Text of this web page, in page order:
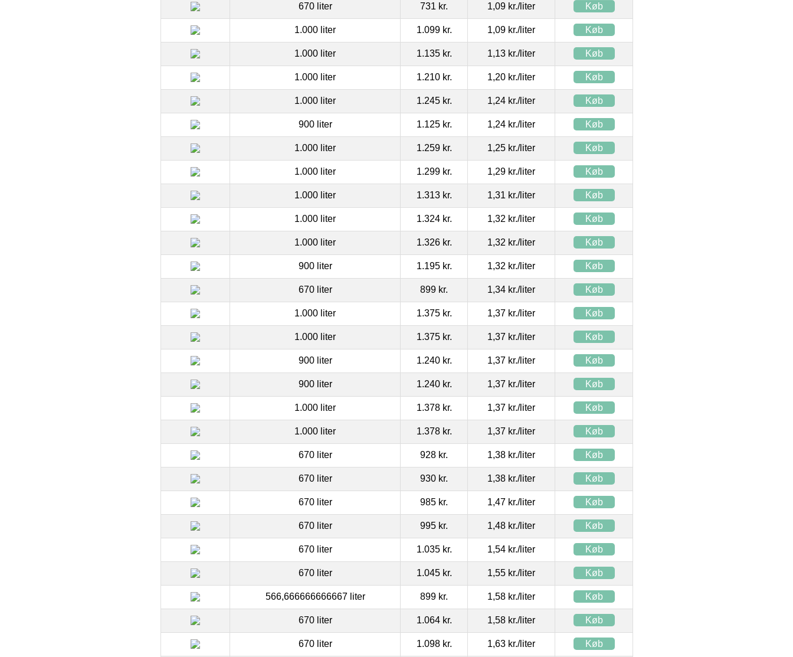
670 liter 731 kr. 1,09 kr./liter Køb
1.000 liter 1.099 kr. 1,09 kr./liter Køb
1.000 liter 1.135 kr. 1,13 kr./liter Køb
1.000 liter 1.210 kr. 1,20 kr./liter Køb
1.000 liter 1.245 kr. 1,24 kr./liter Køb
900 liter 1.125 kr. 1,24 kr./liter Køb
1.000 liter 1.259 kr. 1,25 kr./liter Køb
1.000 liter 1.299 kr. 1,29 kr./liter Køb
1.000 liter 1.313 kr. 1,31 kr./liter Køb
1.000 liter 1.324 kr. 1,32 kr./liter Køb
1.000 liter 1.326 kr. 1,32 kr./liter Køb
900 liter 1.195 kr. 1,32 kr./liter Køb
670 liter 899 kr. 1,34 kr./liter Køb
1.000 liter 1.375 kr. 1,37 kr./liter Køb
1.000 liter 1.375 kr. 1,37 kr./liter Køb
900 liter 1.240 kr. 1,37 kr./liter Køb
900 liter 1.240 kr. 1,37 kr./liter Køb
1.000 liter 1.378 kr. 1,37 kr./liter Køb
1.000 liter 1.378 kr. 1,37 kr./liter Køb
670 liter 928 kr. 1,38 kr./liter Køb
670 liter 930 kr. 1,38 kr./liter Køb
670 liter 985 kr. 1,47 kr./liter Køb
670 liter 995 kr. 1,48 kr./liter Køb
670 liter 1.035 kr. 1,54 kr./liter Køb
670 liter 1.045 kr. 1,55 kr./liter Køb
566,666666666667 liter 899 kr. 1,58 kr./liter Køb
670 liter 1.064 kr. 1,58 kr./liter Køb
670 liter 1.098 kr. 1,63 kr./liter Køb